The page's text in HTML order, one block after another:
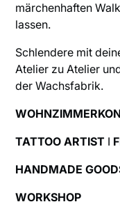
märchenhaften
lassen.
Schlendere mit
Atelier zu Atelier
der Wachsfabrik.
TATTOO ARTIST I
HANDMADE
WORKSHOP